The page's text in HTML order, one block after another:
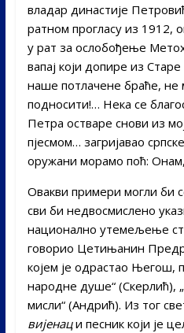
владар династије
ратном прогласу из 1912,
у рат за ослобођење
вапај који допире из
наше потлачене браће,
подносити!… Нека се
Петра остваре снови из
пјесмом… загријавао
оружани морамо поћ:
Овакви примери могли би
сви би недвосмислено
национално утемељење
говорио Цетињанин
којем је одрастао Његош,
народне душе“ (Скерлић),
мисли“ (Андрић). Из тог
вијенаци песник који је